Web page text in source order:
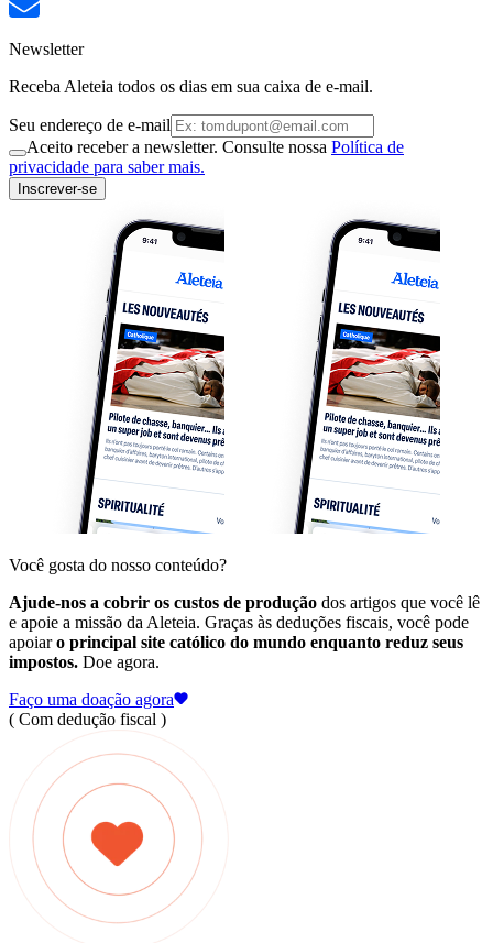
Newsletter
Receba Aleteia todos os dias em sua caixa de e-mail.
Seu endereço de e-mail
Aceito receber a newsletter. Consulte nossa Política de
privacidade para saber mais.
Inscrever-se
Você gosta do nosso conteúdo?
Ajude-nos a cobrir os custos de produção dos artigos que você lê
e apoie a missão da Aleteia. Graças às deduções fiscais, você pode
apoiaro principal site católico do mundo enquanto reduz seus
impostos. Doe agora.
Faço uma doação agora
( Com dedução fiscal )